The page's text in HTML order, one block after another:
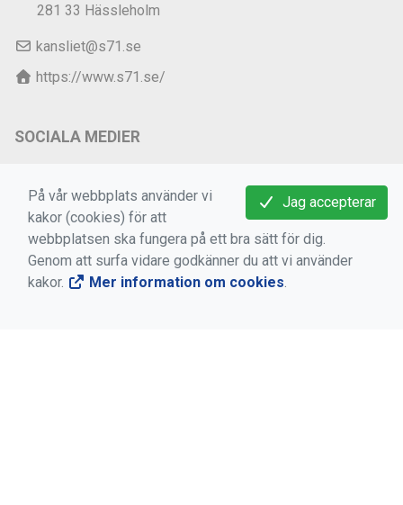
281 33 Hässleholm
kansliet@s71.se
https://www.s71.se/
SOCIALA MEDIER
S 71 på Instagram
S 71 på YouTube
S 71 på Threads
Jag accepterar
På vår webbplats använder vi
kakor (cookies) för att
webbplatsen ska fungera på ett bra sätt för dig.
Genom att surfa vidare godkänner du att vi använder
kakor.
Mer information om cookies.